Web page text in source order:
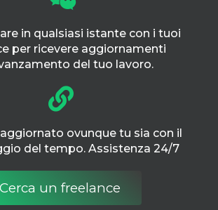
in qualsiasi istante con i tuoi
per ricevere aggiornamenti
del tuo lavoro.
ovunque tu sia con il
del tempo. Assistenza 24/7
Cerca un freelance